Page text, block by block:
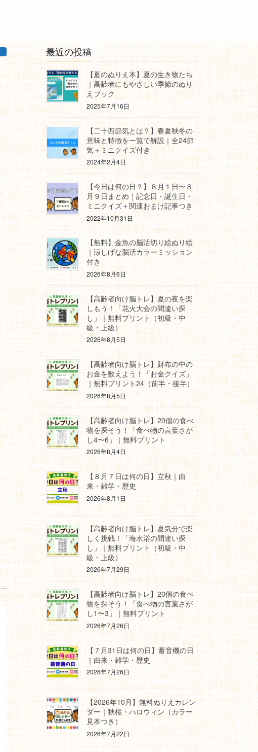
最近の投稿
【夏のぬりえ本】夏の生き物たち
｜高齢者にもやさしい季節のぬり
えブック
2025年7月16日
【二十四節気とは？】春夏秋冬の
意味と特徴を一覧で解説｜全24節
気＋ミニクイズ付き
2024年2月4日
【今日は何の日？】８月１日〜８
月９日まとめ｜記念日・誕生日・
ミニクイズ＋関連おまけ記事つき
2022年10月31日
【無料】金魚の脳活切り絵ぬり絵
｜涼しげな脳活カラーミッション
付き
2026年8月6日
【高齢者向け脳トレ】夏の夜を楽
しもう！「花火大会の間違い探
し」｜無料プリント（初級・中
級・上級）
2026年8月5日
【高齢者向け脳トレ】財布の中の
お金を数えよう！「お金クイズ」
｜無料プリント24（前半・後半）
2026年8月5日
【高齢者向け脳トレ】20個の食べ
物を探そう！「食べ物の言葉さが
し4〜6」｜無料プリント
2026年8月4日
【８月７日は何の日】立秋｜由
来・雑学・歴史
2026年8月1日
【高齢者向け脳トレ】夏気分で楽
しく挑戦！「海水浴の間違い探
し」｜無料プリント（初級・中
級・上級）
2026年7月29日
【高齢者向け脳トレ】20個の食べ
物を探そう！「食べ物の言葉さが
し1〜3」｜無料プリント
2026年7月26日
【７月31日は何の日】蓄音機の日
｜由来・雑学・歴史
2026年7月26日
【2026年10月】無料ぬりえカレン
ダー｜秋桜・ハロウィン（カラー
見本つき）
2026年7月22日